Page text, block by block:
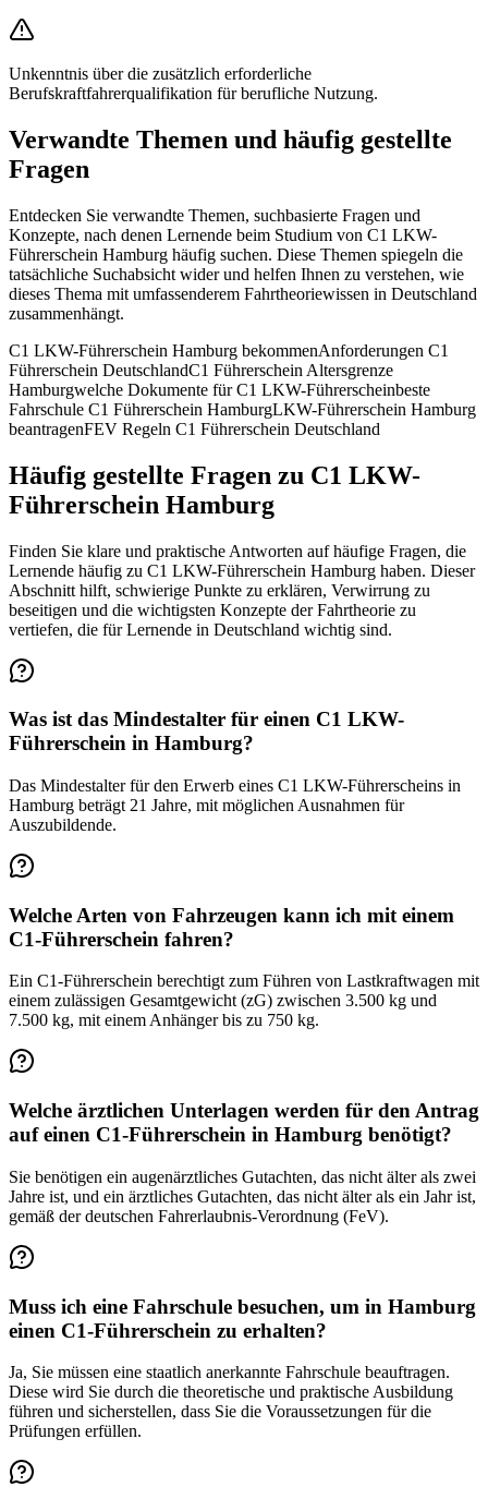
Unkenntnis über die zusätzlich erforderliche
Berufskraftfahrerqualifikation für berufliche Nutzung.
Verwandte Themen und häufig gestellte
Fragen
Entdecken Sie verwandte Themen, suchbasierte Fragen und
Konzepte, nach denen Lernende beim Studium von C1 LKW-
Führerschein Hamburg häufig suchen. Diese Themen spiegeln die
tatsächliche Suchabsicht wider und helfen Ihnen zu verstehen, wie
dieses Thema mit umfassenderem Fahrtheoriewissen in Deutschland
zusammenhängt.
C1 LKW-Führerschein Hamburg bekommenAnforderungen C1
Führerschein DeutschlandC1 Führerschein Altersgrenze
Hamburgwelche Dokumente für C1 LKW-Führerscheinbeste
Fahrschule C1 Führerschein HamburgLKW-Führerschein Hamburg
beantragenFEV Regeln C1 Führerschein Deutschland
Häufig gestellte Fragen zu C1 LKW-
Führerschein Hamburg
Finden Sie klare und praktische Antworten auf häufige Fragen, die
Lernende häufig zu C1 LKW-Führerschein Hamburg haben. Dieser
Abschnitt hilft, schwierige Punkte zu erklären, Verwirrung zu
beseitigen und die wichtigsten Konzepte der Fahrtheorie zu
vertiefen, die für Lernende in Deutschland wichtig sind.
Was ist das Mindestalter für einen C1 LKW-
Führerschein in Hamburg?
Das Mindestalter für den Erwerb eines C1 LKW-Führerscheins in
Hamburg beträgt 21 Jahre, mit möglichen Ausnahmen für
Auszubildende.
Welche Arten von Fahrzeugen kann ich mit einem
C1-Führerschein fahren?
Ein C1-Führerschein berechtigt zum Führen von Lastkraftwagen mit
einem zulässigen Gesamtgewicht (zG) zwischen 3.500 kg und
7.500 kg, mit einem Anhänger bis zu 750 kg.
Welche ärztlichen Unterlagen werden für den Antrag
auf einen C1-Führerschein in Hamburg benötigt?
Sie benötigen ein augenärztliches Gutachten, das nicht älter als zwei
Jahre ist, und ein ärztliches Gutachten, das nicht älter als ein Jahr ist,
gemäß der deutschen Fahrerlaubnis-Verordnung (FeV).
Muss ich eine Fahrschule besuchen, um in Hamburg
einen C1-Führerschein zu erhalten?
Ja, Sie müssen eine staatlich anerkannte Fahrschule beauftragen.
Diese wird Sie durch die theoretische und praktische Ausbildung
führen und sicherstellen, dass Sie die Voraussetzungen für die
Prüfungen erfüllen.